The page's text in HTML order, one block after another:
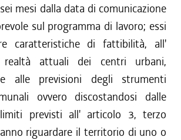
mesi dalla data di comunicazione
sul programma di lavoro; essi
caratteristiche di fattibilità, all'
attuali dei centri urbani,
alle previsioni degli strumenti
ovvero discostandosi dalle
previsti all' articolo 3, terzo
riguardare il territorio di uno o